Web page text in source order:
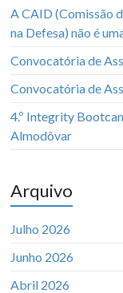
A CAID (Comissão
na Defesa) não é
Convocatória de
Convocatória de
4.º Integrity
Almodôvar
Arquivo
Julho 2026
Junho 2026
Abril 2026